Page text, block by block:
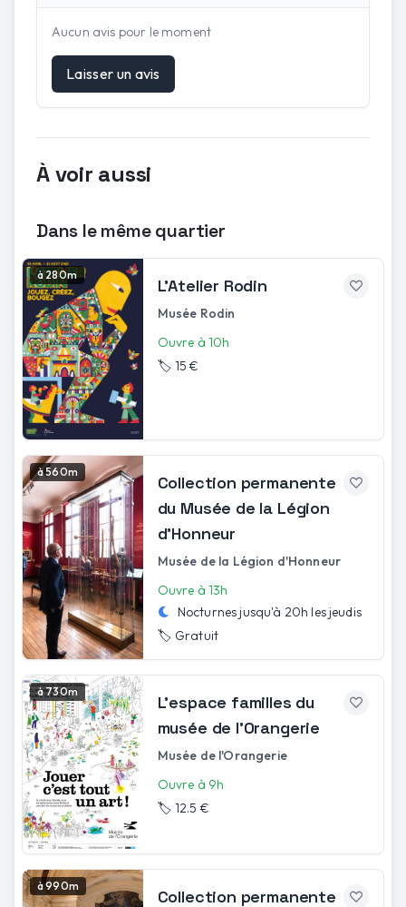
Aucun avis pour le moment
Laisser un avis
À voir aussi
Dans le même quartier
à 280m
L'Atelier Rodin
Musée Rodin
Ouvre à 10h
🏷️ 15 €
à 560m
Collection permanente
du Musée de la Légion
d'Honneur
Musée de la Légion d'Honneur
Ouvre à 13h
Nocturnes jusqu'à 20h les jeudis
🏷️ Gratuit
à 730m
L’espace familles du
musée de l’Orangerie
Musée de l'Orangerie
Ouvre à 9h
🏷️ 12.5 €
à 990m
Collection permanente